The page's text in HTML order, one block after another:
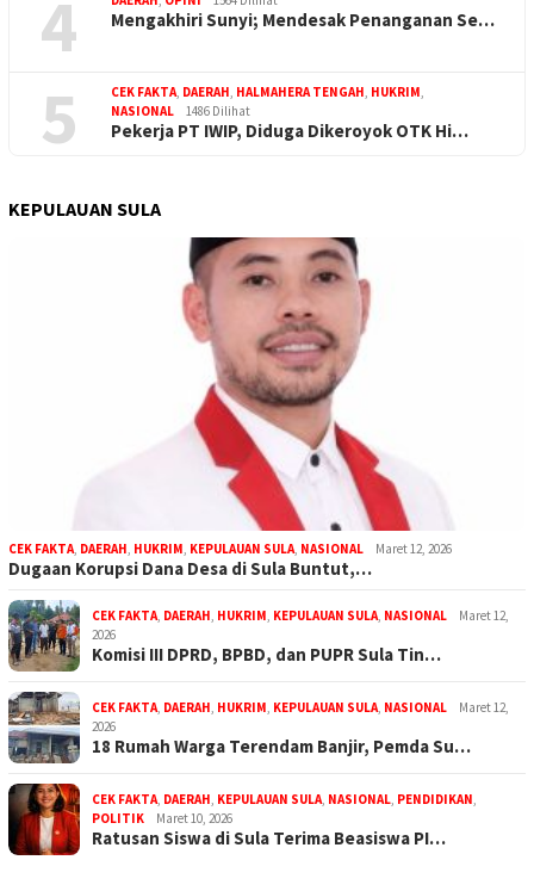
4 Mengakhiri Sunyi; Mendesak Penanganan Se…
5 CEK FAKTA, DAERAH, HALMAHERA TENGAH, HUKRIM,
NASIONAL
1486 Dilihat
Pekerja PT IWIP, Diduga Dikeroyok OTK Hi…
KEPULAUAN SULA
CEK FAKTA, DAERAH, HUKRIM, KEPULAUAN SULA, NASIONAL Maret 12, 2026
Dugaan Korupsi Dana Desa di Sula Buntut,…
CEK FAKTA, DAERAH, HUKRIM, KEPULAUAN SULA, NASIONAL
Maret 12,
2026
Komisi III DPRD, BPBD, dan PUPR Sula Tin…
CEK FAKTA, DAERAH, HUKRIM, KEPULAUAN SULA, NASIONAL
Maret 12,
2026
18 Rumah Warga Terendam Banjir, Pemda Su…
CEK FAKTA, DAERAH, KEPULAUAN SULA, NASIONAL, PENDIDIKAN,
POLITIK
Maret 10, 2026
Ratusan Siswa di Sula Terima Beasiswa PI…